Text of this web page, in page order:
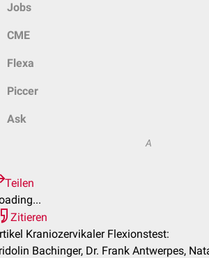
Jobs
CME
Flexa
Piccer
Ask
A
Teilen
Zitieren
Kraniozervikaler Flexionstest:
Bachinger, Dr. Frank Antwerpes,